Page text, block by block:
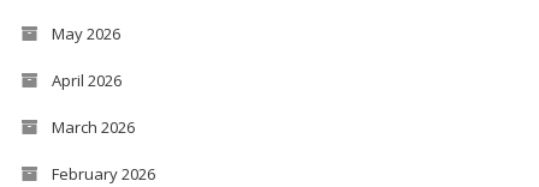
May 2026
April 2026
March 2026
February 2026